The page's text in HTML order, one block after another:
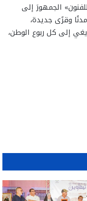
الجمهورَ إلى
وقرًى جديدة،
إلى كل ربوع الوطن،